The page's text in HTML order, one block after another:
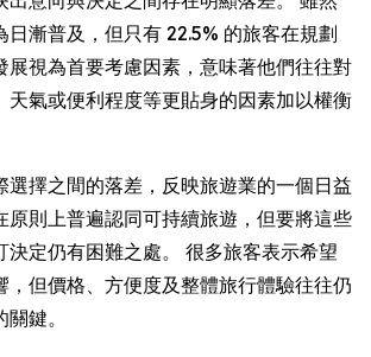
日漸普及，但只有 22.5% 的旅客在規劃
展視為首要考慮因素，意味著他們往往對
天氣或便利程度等更貼身的因素加以權衡
選擇之間的落差，反映旅遊業的一個日益
原則上普遍認同可持續旅遊，但要將這些
決定仍有困難之處。 很多旅客表示希望
，但價格、方便度及整體旅行體驗往往仍
鍵。